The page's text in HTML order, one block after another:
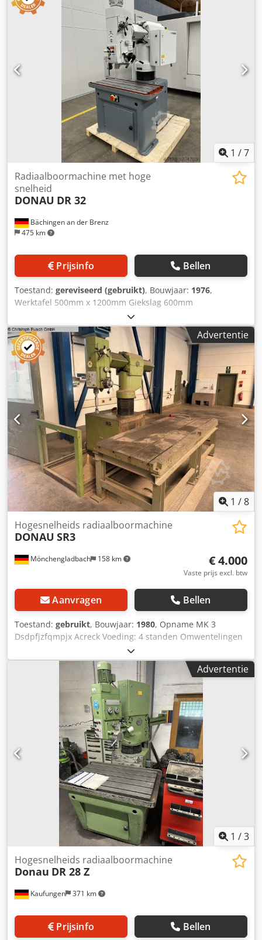
Beschermingsinrichting op de boor Gerenoveerd 2025 12
maanden garantie Dodpjmt Ed Rsfx Acreck Overschilderen
RAL 7035/7031
1 /7
Bächingen an der Brenz
475 km
Radiaalboormachine met hoge
snelheid
DONAU DR 32
Prijsinfo Bellen
Toestand: gereviseerd (gebruikt), Bouwjaar: 1976,
Werktafel 500mm x 1200mm Giekslag 600mm
Gereedschapshouder MK 4 Boorcapaciteit 32 mm in staal
Draadsnij-inrichting Koelsysteem Elektriciteit 24V
stuurspanning Noodstop 2-kanaals Djdpfx Acownn S
Rerock Beschermingsinrichting op de boor Gerenoveerd
2025 12 maanden garantie Overschilderen RAL 7035/7031
Advertentie
1 /8
Mönchengladbach 158 km
Hogesnelheids radiaalboormachine
DONAU SR3
€ 4.000
Vaste prijs excl. btw
Aanvragen Bellen
Toestand: gebruikt, Bouwjaar: 1980, Opname MK 3
Dsdpfjzfqmpjx Acreck Voeding: 4 standen Omwentelingen
max. 2580 X-verplaatsing 2500 mm Uitlading 1000 mm T-
klemtafel 1000/2800 mm Gewicht 3,7 t 2 pakketten Voor
transport zijn 7,5 laadmeter nodig
Advertentie
1 /3
Kaufungen 371 km
Hogesnelheids radiaalboormachine
Donau DR 28 Z
Prijsinfo Bellen